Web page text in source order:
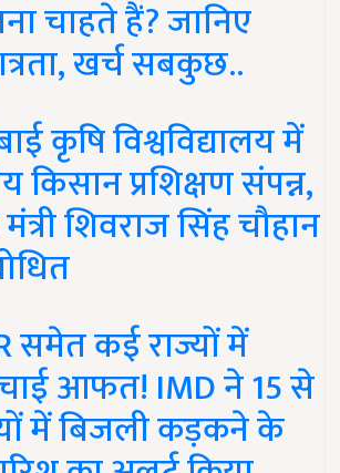
चाहते हैं? जानिए
खर्च सबकुछ..
कृषि विश्वविद्यालय में
किसान प्रशिक्षण संपन्न,
शिवराज सिंह चौहान
समेत कई राज्यों में
आफत! IMD ने 15 से
में बिजली कड़कने के